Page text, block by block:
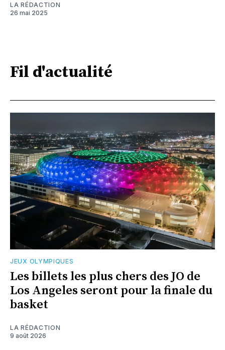
LA RÉDACTION
26 mai 2025
Fil d'actualité
JEUX OLYMPIQUES
Les billets les plus chers des JO de
Los Angeles seront pour la finale du
basket
LA RÉDACTION
9 août 2026